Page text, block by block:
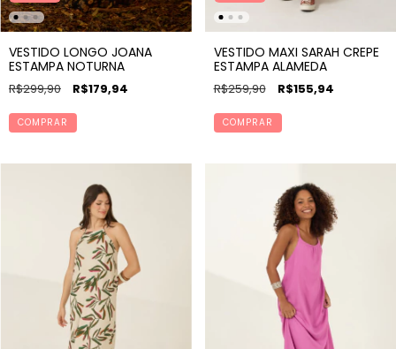
VESTIDO LONGO JOANA
ESTAMPA NOTURNA
R$299,90 R$179,94
COMPRAR
VESTIDO MAXI SARAH CREPE
ESTAMPA ALAMEDA
R$259,90 R$155,94
COMPRAR